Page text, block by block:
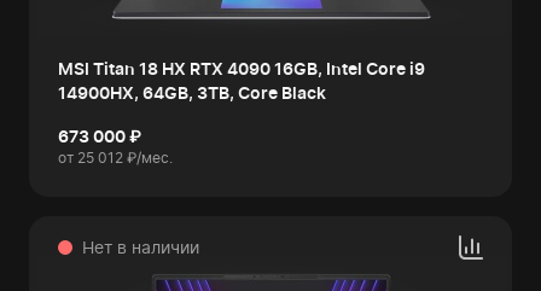
MSI Titan 18 HX RTX 4090 16GB, Intel Core i9
14900HX, 64GB, 3TB, Core Black
673 000 ₽
от 25 012 ₽/мес.
Нет в наличии